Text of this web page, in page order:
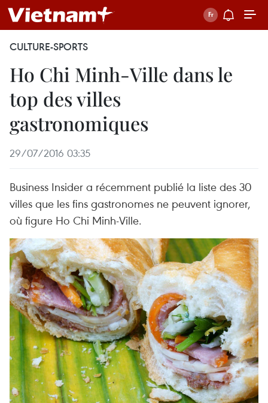
CULTURE-SPORTS
Ho Chi Minh-Ville dans le
top des villes
gastronomiques
29/07/2016 03:35
Business Insider a récemment publié la liste des 30
villes que les fins gastronomes ne peuvent ignorer,
où figure Ho Chi Minh-Ville.